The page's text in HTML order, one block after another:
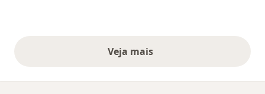
Veja maisopiniões acima